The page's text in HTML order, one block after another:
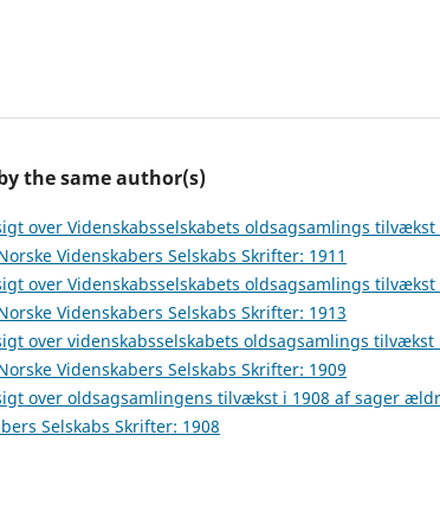
the same author(s)
over Videnskabsselskabets oldsagsamlings
Videnskabers Selskabs Skrifter: 1911
over Videnskabsselskabets oldsagsamlings
Videnskabers Selskabs Skrifter: 1913
over videnskabsselskabets oldsagsamlings
Videnskabers Selskabs Skrifter: 1909
over oldsagsamlingens tilvækst i 1908 af sager
Selskabs Skrifter: 1908